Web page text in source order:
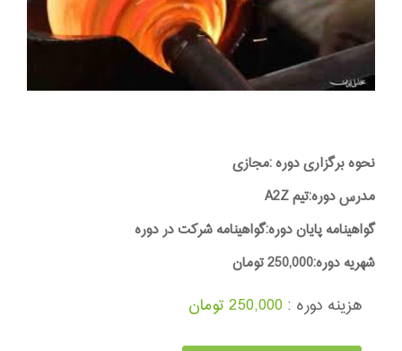
نحوه برگزاری دوره :مجازی
مدرس دوره:تیم A2Z
گواهینامه پایان دوره:گواهینامه شرکت در دوره
شهریه دوره:250,000 تومان
هزینه دوره : 250,000 تومان